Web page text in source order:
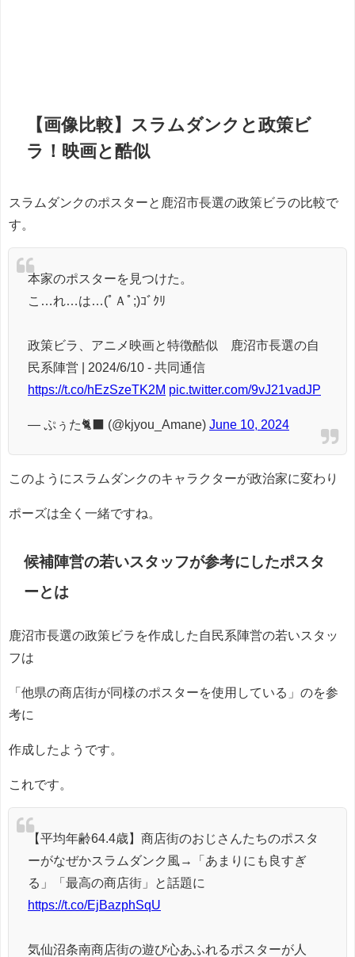
【画像比較】スラムダンクと政策ビ
ラ！映画と酷似
スラムダンクのポスターと鹿沼市長選の政策ビラの比較で
す。
本家のポスターを見つけた。
こ…れ…は…(ﾟＡﾟ;)ｺﾞｸﾘ
政策ビラ、アニメ映画と特徴酷似 鹿沼市長選の自
民系陣営 | 2024/6/10 - 共同通信
https://t.co/hEzSzeTK2M pic.twitter.com/9vJ21vadJP
— ぷぅた🐈‍⬛ (@kjyou_Amane) June 10, 2024
このようにスラムダンクのキャラクターが政治家に変わり
ポーズは全く一緒ですね。
候補陣営の若いスタッフが参考にしたポスタ
ーとは
鹿沼市長選の政策ビラを作成した自民系陣営の若いスタッ
フは
「他県の商店街が同様のポスターを使用している」のを参
考に
作成したようです。
これです。
【平均年齢64.4歳】商店街のおじさんたちのポスタ
ーがなぜかスラムダンク風→「あまりにも良すぎ
る」「最高の商店街」と話題に
https://t.co/EjBazphSqU
気仙沼条南商店街の遊び心あふれるポスターが人